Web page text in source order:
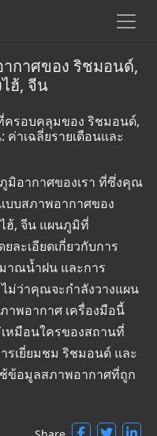
กาศของ ริชมอนด์,
ฮ้, จีน
ครอบคลุมของ ริชมอนด์,
ค่าเฉลี่ยรายเดือนและ
มิอากาศของเรา ที่ซึ่งคุณ
บบสภาพอากาศของ
ฮ้, จีน แผนภูมิที่
ละเอียดเกี่ยวกับการ
าณน้ำฝน และการ
ม่ว่าคุณจะกำลังวางแผน
าพอากาศ เครื่องมือนี้
หมือนใครของสถานที่
รเยี่ยมชม ริชมอนด์ และ
ช้ข้อมูลสภาพอากาศที่ถูก